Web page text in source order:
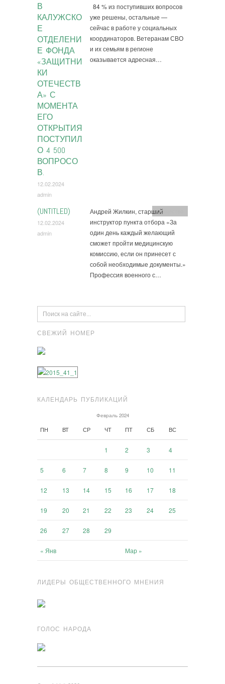
В
КАЛУЖСКО
Е
ОТДЕЛЕНИ
Е ФОНДА
«ЗАЩИТНИ
КИ
ОТЕЧЕСТВ
А» С
МОМЕНТА
ЕГО
ОТКРЫТИЯ
ПОСТУПИЛ
О 4 500
ВОПРОСО
В.
12.02.2024
admin
84 % из поступивших вопросов
уже решены, остальные —
сейчас в работе у социальных
координаторов. Ветеранам СВО
и их семьям в регионе
оказывается адресная…
(UNTITLED)
12.02.2024
admin
Общество
Андрей Жилкин, старший
инструктор пункта отбора «За
один день каждый желающий
сможет пройти медицинскую
комиссию, если он принесет с
собой необходимые документы.»
Профессия военного с…
СВЕЖИЙ НОМЕР
КАЛЕНДАРЬ ПУБЛИКАЦИЙ
Февраль 2024
ПН ВТ СР ЧТ ПТ СБ ВС
« Янв Мар »
1 2 3 4
5 6 7 8 9 10 11
12 13 14 15 16 17 18
19 20 21 22 23 24 25
26 27 28 29
ЛИДЕРЫ ОБЩЕСТВЕННОГО МНЕНИЯ
ГОЛОС НАРОДА